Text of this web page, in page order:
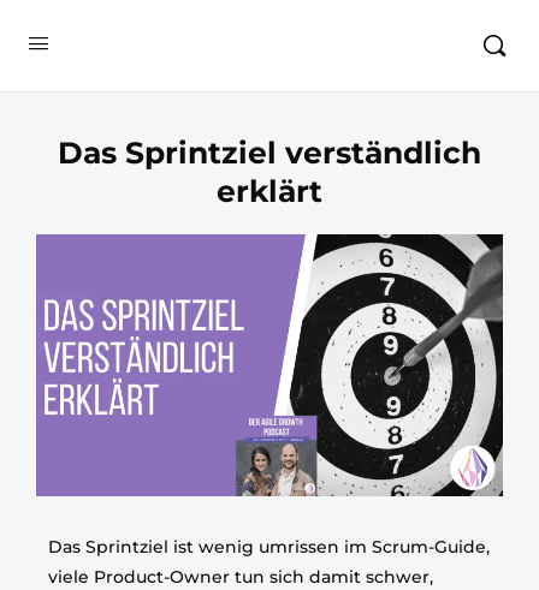
Das Sprintziel verständlich
erklärt
Das Sprintziel ist wenig umrissen im Scrum-Guide,
viele Product-Owner tun sich damit schwer,